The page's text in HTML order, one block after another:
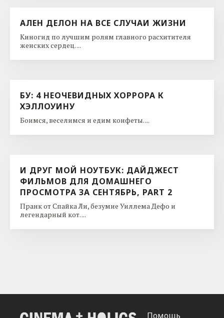
АЛЕН ДЕЛОН НА ВСЕ СЛУЧАИ ЖИЗНИ
Киногид по лучшим ролям главного расхитителя
женских сердец. ...
БУ: 4 НЕОЧЕВИДНЫХ ХОРРОРА К
ХЭЛЛОУИНУ
Боимся, веселимся и едим конфеты. ...
И ДРУГ МОЙ НОУТБУК: ДАЙДЖЕСТ
ФИЛЬМОВ ДЛЯ ДОМАШНЕГО
ПРОСМОТРА ЗА СЕНТЯБРЬ, PART 2
Пранк от Спайка Ли, безумие Уиллема Дефо и
легендарный кот. ...
Помощь